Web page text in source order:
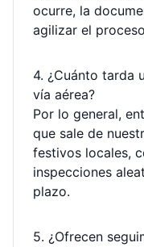
ocurre, la
agilizar el
4. ¿Cuánto tarda
vía aérea?
Por lo general,
que sale de
festivos locales,
inspecciones
plazo.
5. ¿Ofrecen